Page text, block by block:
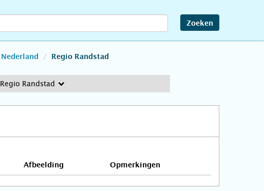
Zoeken
Nederland Regio Randstad
Regio Randstad
Afbeelding Opmerkingen